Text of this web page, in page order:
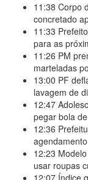
11:38 Corpo
concretado
11:33
para as
11:26 PM
marteladas
13:00 PF
lavagem de
12:47
pegar bola
12:36
12:23
usar roupas
12:07 Índice